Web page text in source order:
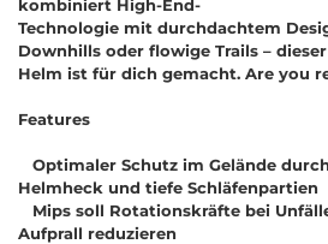
kombiniert High-End-
Technologie mit durchdachtem
Downhills oder flowige Trails – dieser
Helm ist für dich gemacht. Are you
Features
Optimaler Schutz im Gelände
Helmheck und tiefe Schläfenpartien
Mips soll Rotationskräfte bei
Aufprall reduzieren